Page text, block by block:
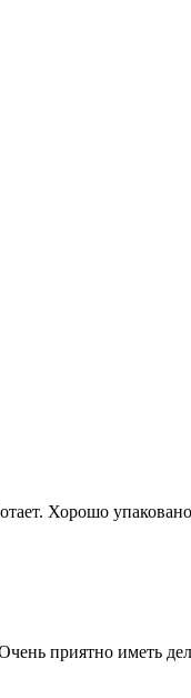
Хорошо
приятно иметь